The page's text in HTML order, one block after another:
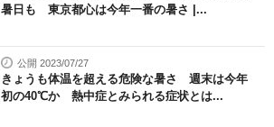
暑日も 東京都心は今年一番の暑さ |...
公開 2023/07/27
きょうも体温を超える危険な暑さ 週末は今年
初の40℃か 熱中症とみられる症状とは...